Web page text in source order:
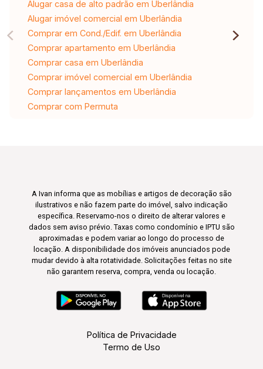
Alugar casa de alto padrão em Uberlândia
Alugar imóvel comercial em Uberlândia
Comprar em Cond./Edif. em Uberlândia
Comprar apartamento em Uberlândia
Comprar casa em Uberlândia
Comprar imóvel comercial em Uberlândia
Comprar lançamentos em Uberlândia
Comprar com Permuta
A Ivan informa que as mobílias e artigos de decoração são
ilustrativos e não fazem parte do imóvel, salvo indicação
específica. Reservamo-nos o direito de alterar valores e
dados sem aviso prévio. Taxas como condomínio e IPTU são
aproximadas e podem variar ao longo do processo de
locação. A disponibilidade dos imóveis anunciados pode
mudar devido à alta rotatividade. Solicitações feitas no site
não garantem reserva, compra, venda ou locação.
Política de Privacidade
Termo de Uso